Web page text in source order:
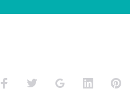
FacebookTwitter Google+